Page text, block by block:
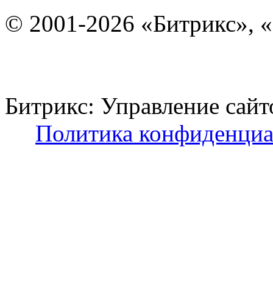
© 2001-2026 «Битрикс»,
Битрикс: Управление
Политика